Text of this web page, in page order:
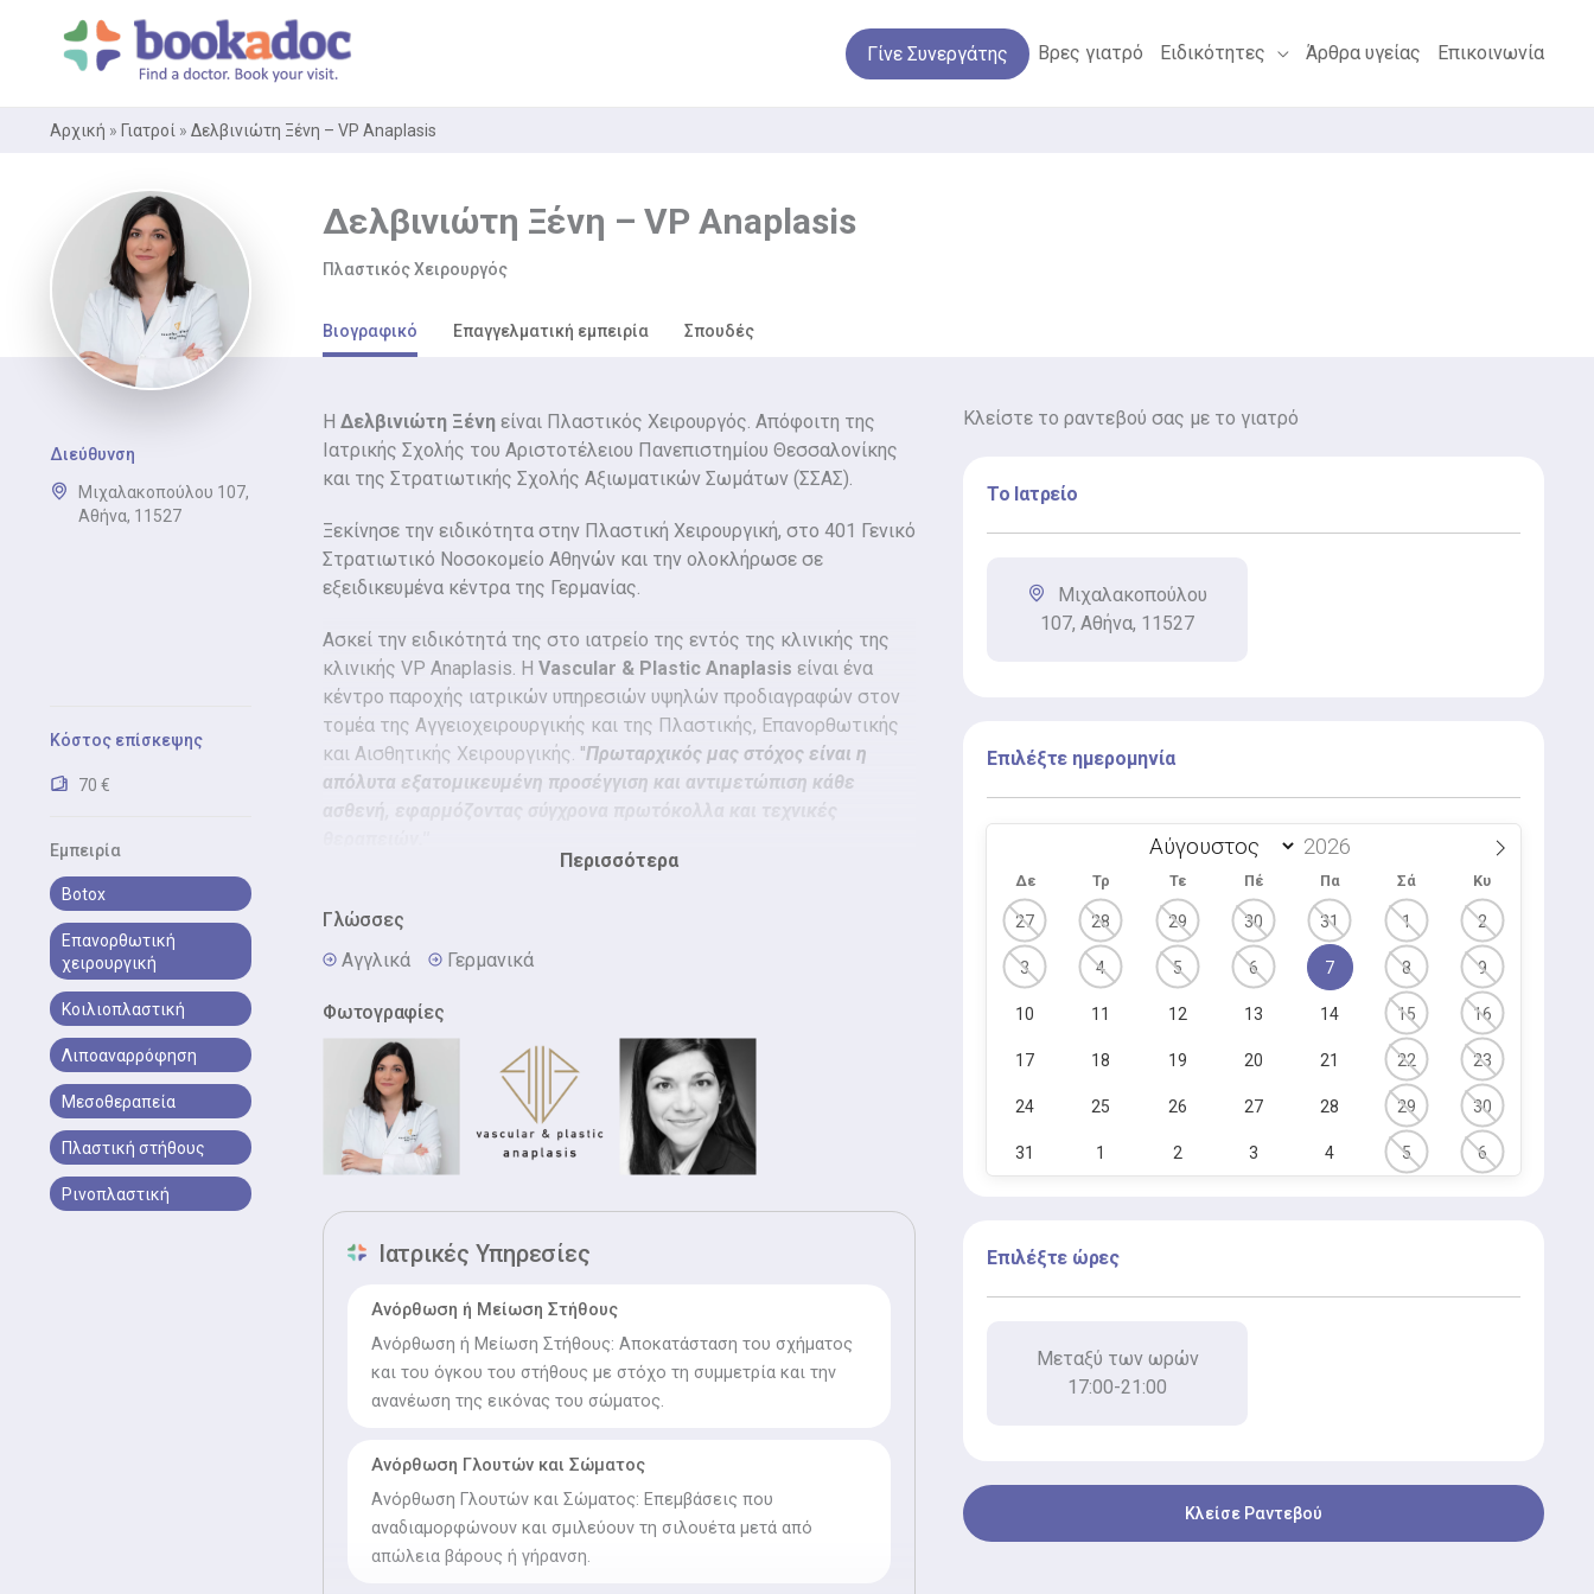
περιεχόμενο
Γίνε Συνεργάτης Βρες γιατρό Ειδικότητες Άρθρα υγείας Επικοινωνία
Αρχική » Γιατροί » Δελβινιώτη Ξένη – VP Anaplasis
Δελβινιώτη Ξένη – VP Anaplasis
Πλαστικός Χειρουργός
Διεύθυνση
Μιχαλακοπούλου 107,
Αθήνα, 11527
Κόστος επίσκεψης
70 €
Εμπειρία
Botox
Επανορθωτική
χειρουργική
Κοιλιοπλαστική
Λιποαναρρόφηση
Μεσοθεραπεία
Πλαστική στήθους
Ρινοπλαστική
Βιογραφικό Επαγγελματική εμπειρία Σπουδές
Η Δελβινιώτη Ξένη είναι Πλαστικός Χειρουργός. Απόφοιτη της
Ιατρικής Σχολής του Αριστοτέλειου Πανεπιστημίου Θεσσαλονίκης
και της Στρατιωτικής Σχολής Αξιωματικών Σωμάτων (ΣΣΑΣ).
Ξεκίνησε την ειδικότητα στην Πλαστική Χειρουργική, στο 401 Γενικό
Στρατιωτικό Νοσοκομείο Αθηνών και την ολοκλήρωσε σε
εξειδικευμένα κέντρα της Γερμανίας.
Ασκεί την ειδικότητά της στο ιατρείο της εντός της κλινικής της
κλινικής VP Anaplasis. Η Vascular & Plastic Anaplasis είναι ένα
κέντρο παροχής ιατρικών υπηρεσιών υψηλών προδιαγραφών στον
τομέα της Αγγειοχειρουργικής και της Πλαστικής, Επανορθωτικής
και Αισθητικής Χειρουργικής. ''Πρωταρχικός μας στόχος είναι η
απόλυτα εξατομικευμένη προσέγγιση και αντιμετώπιση κάθε
ασθενή, εφαρμόζοντας σύγχρονα πρωτόκολλα και τεχνικές
της διδακτορικής διατριβής της στα
Μορίων
σε συνεργασία με Πανεπιστημιακά Νοσοκομεία:
(Department of Plastic Surgery, Burn Centre, Hand Centre, Sarcoma
Reference Centre, BG-University Hospital, Bergmannsheil Bochum,
Clinic for Plastic Aesthetic and Hand Surgery, Otto-von-Guericke-
University Magdeburg)
Περισσότερα
Γλώσσες
Αγγλικά
Γερμανικά
Φωτογραφίες
Ιατρικές Υπηρεσίες
Ανόρθωση ή Μείωση Στήθους
Ανόρθωση ή Μείωση Στήθους: Αποκατάσταση του σχήματος
και του όγκου του στήθους με στόχο τη συμμετρία και την
ανανέωση της εικόνας του σώματος.
Ανόρθωση Γλουτών και Σώματος
Ανόρθωση Γλουτών και Σώματος: Επεμβάσεις που
αναδιαμορφώνουν και σμιλεύουν τη σιλουέτα μετά από
απώλεια βάρους ή γήρανση.
Κλείστε το ραντεβού σας με το γιατρό
Το Ιατρείο
Μιχαλακοπούλου
107, Αθήνα, 11527
Επιλέξτε ημερομηνία
Δε Τρ Τε Πέ Πα Σά Κυ
27 28 29 30 31 1 2
3 4 5 6 7 8 9
10 11 12 13 14 15 16
17 18 19 20 21 22 23
24 25 26 27 28 29 30
31 1 2 3 4 5 6
Επιλέξτε ώρες
Μεταξύ των ωρών
17:00-21:00
Κλείσε Ραντεβού